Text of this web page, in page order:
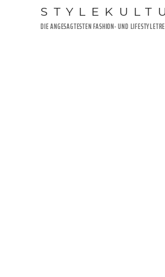
DIE ANGESAGTESTEN FASHION- UND